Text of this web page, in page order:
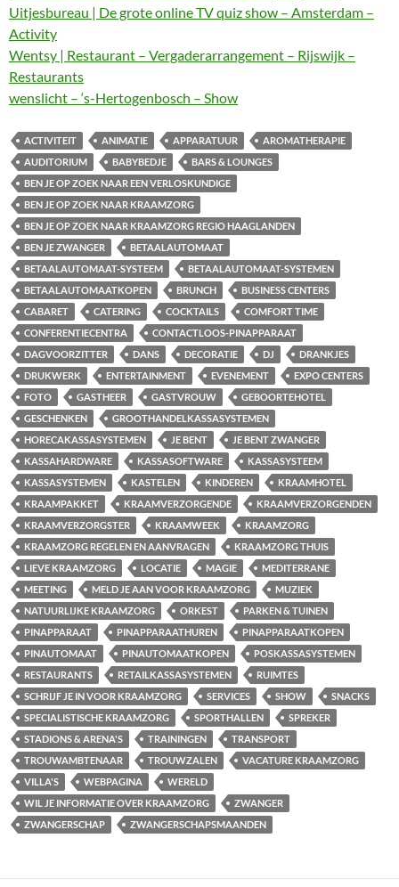
Uitjesbureau | De grote online TV quiz show – Amsterdam –
Activity
Wentsy | Restaurant – Vergaderarrangement – Rijswijk –
Restaurants
wenslicht – ‘s-Hertogenbosch – Show
ACTIVITEIT ANIMATIE APPARATUUR
AROMATHERAPIE
AUDITORIUM
BABYBEDJE
BARS & LOUNGES
BEN JE OP ZOEK NAAR EEN VERLOSKUNDIGE
BEN JE OP ZOEK NAAR KRAAMZORG
BEN JE OP ZOEK NAAR KRAAMZORG REGIO HAAGLANDEN
BEN JE ZWANGER
BETAALAUTOMAAT
BETAALAUTOMAAT-SYSTEEM
BETAALAUTOMAAT-SYSTEMEN
BETAALAUTOMAATKOPEN
BRUNCH
BUSINESS CENTERS
CABARET
CATERING COCKTAILS
COMFORT TIME
CONFERENTIECENTRA
CONTACTLOOS-PINAPPARAAT
DAGVOORZITTER
DANS DECORATIE DJ
DRANKJES
DRUKWERK
ENTERTAINMENT EVENEMENT
EXPO CENTERS
FOTO
GASTHEER GASTVROUW
GEBOORTEHOTEL
GESCHENKEN
GROOTHANDELKASSASYSTEMEN
HORECAKASSASYSTEMEN
JE BENT
JE BENT ZWANGER
KASSAHARDWARE
KASSASOFTWARE
KASSASYSTEEM
KASSASYSTEMEN
KASTELEN KINDEREN
KRAAMHOTEL
KRAAMPAKKET
KRAAMVERZORGENDE
KRAAMVERZORGENDEN
KRAAMVERZORGSTER
KRAAMWEEK
KRAAMZORG
KRAAMZORG REGELEN EN AANVRAGEN
KRAAMZORG THUIS
LIEVE KRAAMZORG
LOCATIE MAGIE
MEDITERRANE
MEETING
MELD JE AAN VOOR KRAAMZORG
MUZIEK
NATUURLIJKE KRAAMZORG
ORKEST
PARKEN & TUINEN
PINAPPARAAT
PINAPPARAATHUREN
PINAPPARAATKOPEN
PINAUTOMAAT
PINAUTOMAATKOPEN
POSKASSASYSTEMEN
RESTAURANTS
RETAILKASSASYSTEMEN
RUIMTES
SCHRIJF JE IN VOOR KRAAMZORG
SERVICES SHOW
SNACKS
SPECIALISTISCHE KRAAMZORG
SPORTHALLEN
SPREKER
STADIONS & ARENA'S
TRAININGEN
TRANSPORT
TROUWAMBTENAAR
TROUWZALEN
VACATURE KRAAMZORG
VILLA'S
WEBPAGINA
WERELD
WIL JE INFORMATIE OVER KRAAMZORG
ZWANGER
ZWANGERSCHAP
ZWANGERSCHAPSMAANDEN